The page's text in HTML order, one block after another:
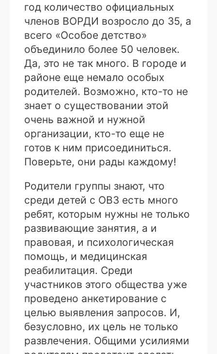
год количество официальных
членов ВОРДИ возросло до 35, а
всего «Особое детство»
объединило более 50 человек.
Да, это не так много. В городе и
районе еще немало особых
родителей. Возможно, кто-то не
знает о существовании этой
очень важной и нужной
организации, кто-то еще не
готов к ним присоединиться.
Поверьте, они рады каждому!
Родители группы знают, что
среди детей с ОВЗ есть много
ребят, которым нужны не только
развивающие занятия, а и
правовая, и психологическая
помощь, и медицинская
реабилитация. Среди
участников этого общества уже
проведено анкетирование с
целью выявления запросов. И,
безусловно, их цель не только
развлечения. Общими усилиями